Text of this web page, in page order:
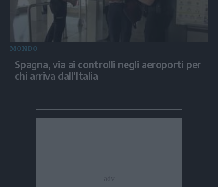
MONDO
Spagna, via ai controlli negli aeroporti per
chi arriva dall'Italia